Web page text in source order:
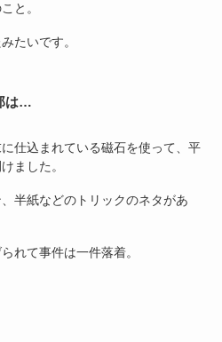
と。
たいです。
は…
仕込まれている磁石を使って、平
ました。
半紙などのトリックのネタがあ
れて事件は一件落着。